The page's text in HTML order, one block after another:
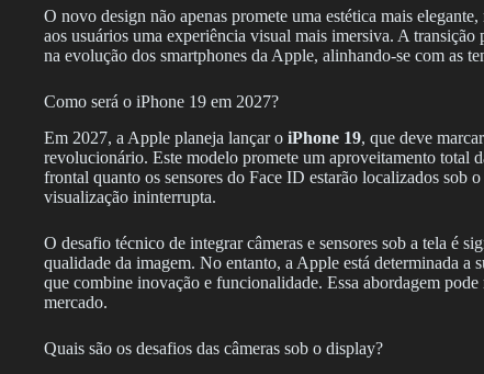
O novo design não apenas promete uma estética mais
aos usuários uma experiência visual mais imersiva. A
na evolução dos smartphones da Apple, alinhando-se com as
Como será o iPhone 19 em 2027?
Em 2027, a Apple planeja lançar o iPhone 19, que deve
revolucionário. Este modelo promete um aproveitamento total
frontal quanto os sensores do Face ID estarão localizados sob
visualização ininterrupta.
O desafio técnico de integrar câmeras e sensores sob a tela é
qualidade da imagem. No entanto, a Apple está determinada a
que combine inovação e funcionalidade. Essa abordagem
mercado.
Quais são os desafios das câmeras sob o display?